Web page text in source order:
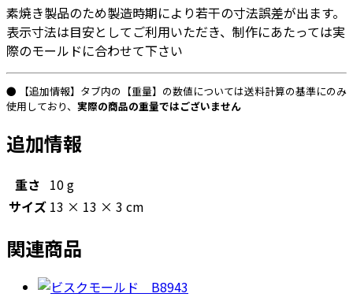
素焼き製品のため製造時期により若干の寸法誤差が出ます。
表示寸法は目安としてご利用いただき、制作にあたっては実
際のモールドに合わせて下さい
● 【追加情報】タブ内の【重量】の数値については送料計算の基準にのみ
使用しており、 実際の商品の重量ではございません
追加情報
重さ 10 g
サイズ 13 × 13 × 3 cm
関連商品